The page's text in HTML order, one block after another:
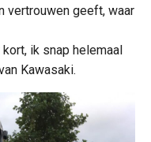
vertrouwen geeft, waar
ik snap helemaal
Kawasaki.